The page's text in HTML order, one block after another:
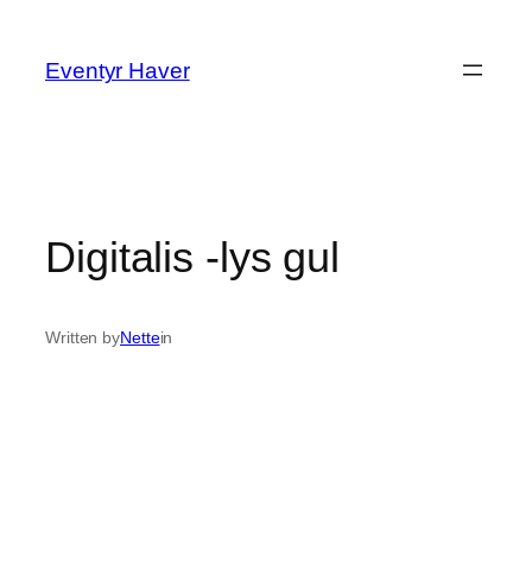
indhold
Eventyr Haver
Digitalis -lys gul
Written byNettein